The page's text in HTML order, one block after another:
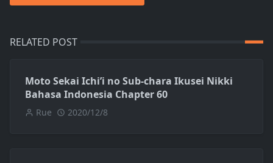
RELATED POST
Moto Sekai Ichi’i no Sub-chara Ikusei Nikki
Bahasa Indonesia Chapter 60
Rue 2020/12/8